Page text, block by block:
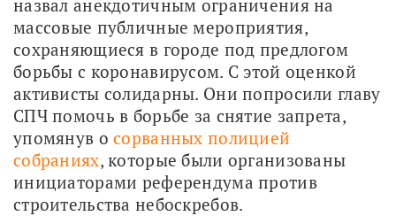
назвал анекдотичным ограничения на
массовые публичные мероприятия,
сохраняющиеся в городе под предлогом
борьбы с коронавирусом. С этой оценкой
активисты солидарны. Они попросили главу
СПЧ помочь в борьбе за снятие запрета,
упомянув о сорванных полицией
собраниях, которые были организованы
инициаторами референдума против
строительства небоскребов.